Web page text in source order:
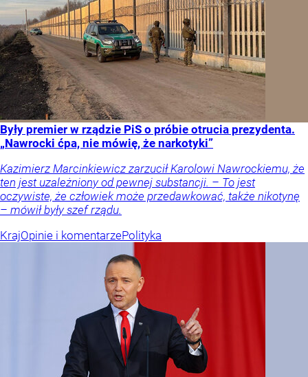
Były premier w rządzie PiS o próbie otrucia prezydenta.
„Nawrocki ćpa, nie mówię, że narkotyki”
Kazimierz Marcinkiewicz zarzucił Karolowi Nawrockiemu, że
ten jest uzależniony od pewnej substancji. – To jest
oczywiste, że człowiek może przedawkować, także nikotynę
– mówił były szef rządu.
KrajOpinie i komentarzePolityka